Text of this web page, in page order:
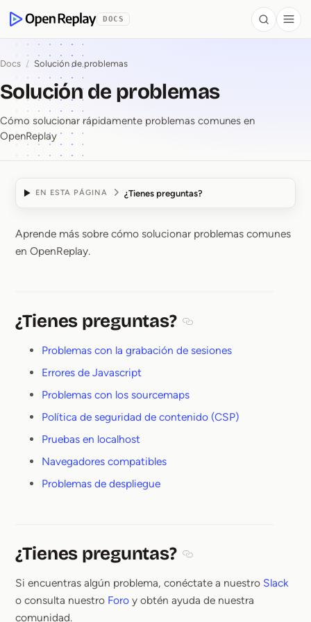
OpenReplay
DOCS Search
Docs / Solución de problemas
Solución de problemas
Cómo solucionar rápidamente problemas comunes en
OpenReplay
EN ESTA PÁGINA ¿Tienes preguntas?
Solución de problemas
Aprende más sobre cómo solucionar problemas comunes
en OpenReplay.
¿Tienes preguntas?
Problemas con la grabación de sesiones
Errores de Javascript
Problemas con los sourcemaps
Política de seguridad de contenido (CSP)
Pruebas en localhost
Navegadores compatibles
Problemas de despliegue
¿Tienes preguntas?
Si encuentras algún problema, conéctate a nuestro Slack
o consulta nuestro Foro y obtén ayuda de nuestra
comunidad.